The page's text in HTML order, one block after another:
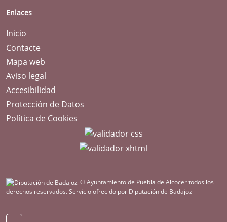
Enlaces
Inicio
Contacte
Mapa web
Aviso legal
Accesibilidad
Protección de Datos
Política de Cookies
© Ayuntamiento de Puebla de Alcocer todos los
derechos reservados.Servicio ofrecido por Diputación de Badajoz